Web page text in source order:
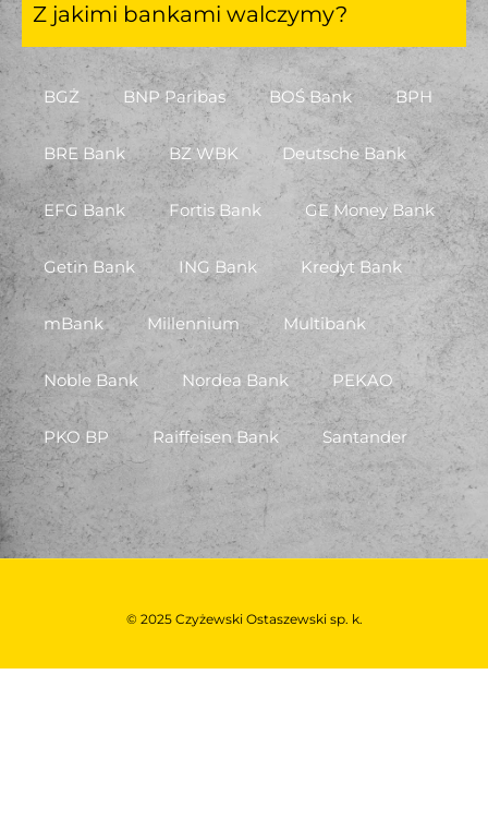
Z jakimi bankami walczymy?
BGŻ BNP Paribas BOŚ Bank BPH
BRE Bank BZ WBK Deutsche Bank
EFG Bank Fortis Bank GE Money Bank
Getin Bank ING Bank Kredyt Bank
mBank Millennium Multibank
Noble Bank Nordea Bank PEKAO
PKO BP Raiffeisen Bank Santander
© 2025 Czyżewski Ostaszewski sp. k.